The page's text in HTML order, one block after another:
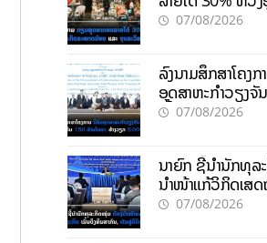
ຂະໜາດນ້ອຍ ແລະ ຈຸ
07/08/2026
ລົງນາມສຶກສາໂຄງ
ອຸດສາຫະກຳວຽງຈັ
ເປົ້າດຶງທຶນ 150 ລ້ານ
07/08/2026
ນາຍົກ ຊີ້ນຳນັກທຸ
ນຳໜ້າແກ້ວິກິດເສດ
ທຶນສາກົນ, ຫັນສູ່ດິຈິ
07/08/2026